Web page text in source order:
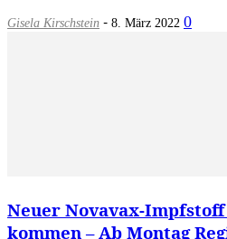
Gisela Kirschstein - 8. März 2022 0
Neuer Novavax-
kommen – Ab Montag